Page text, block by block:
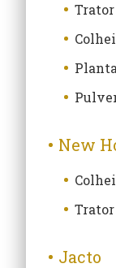
Trator
New
Trator
Jacto